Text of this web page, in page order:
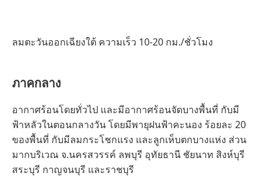
ลมตะวันออกเฉียงใต้ ความเร็ว 10-20 กม./ชั่วโมง
ภาคกลาง
อากาศร้อนโดยทั่วไป และมีอากาศร้อนจัดบางพื้นที่ กับมี
ฟ้าหลัวในตอนกลางวัน โดยมีพายุฝนฟ้าคะนอง ร้อยละ 20
ของพื้นที่ กับมีลมกระโชกแรง และลูกเห็บตกบางแห่ง ส่วน
มากบริเวณ จ.นครสวรรค์ ลพบุรี อุทัยธานี ชัยนาท สิงห์บุรี
สระบุรี กาญจนบุรี และราชบุรี